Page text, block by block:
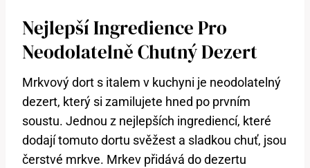
Nejlepší Ingredience ‍pro
Neodolatelně Chutný Dezert
Mrkvový dort s italem v kuchyni je neodolatelný
dezert, který si zamilujete hned po​ prvním
soustu. Jednou z nejlepších ingrediencí, které
dodají tomuto dortu‌ svěžest⁤ a sladkou chuť, jsou
čerstvé ⁣mrkve. Mrkev přidává do dezertu